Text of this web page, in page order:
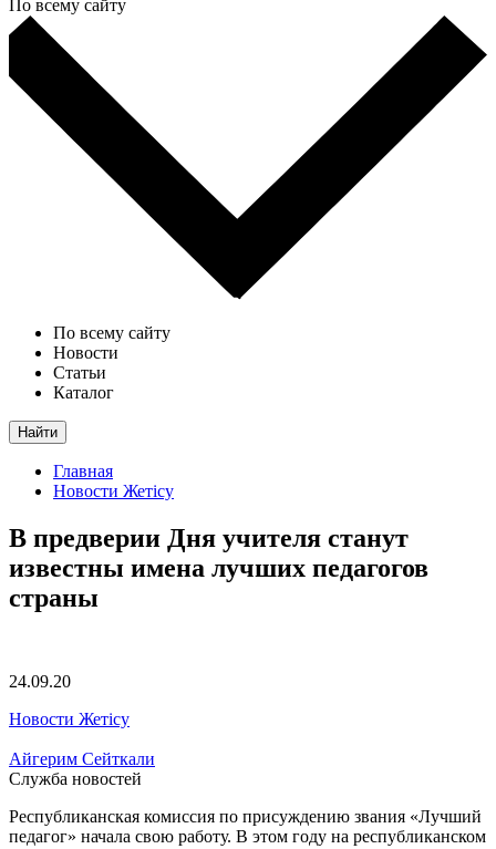
По всему сайту
По всему сайту
Новости
Статьи
Каталог
Найти
Главная
Новости Жетісу
В предверии Дня учителя станут
известны имена лучших педагогов
страны
24.09.20
Новости Жетісу
Айгерим Сейткали
Служба новостей
Республиканская комиссия по присуждению звания «Лучший
педагог» начала свою работу. В этом году на республиканском